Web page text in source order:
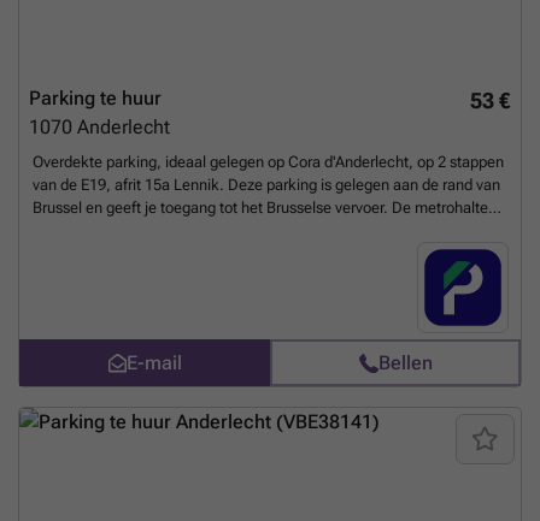
53 €
Parking te huur
1070 Anderlecht
Overdekte parking, ideaal gelegen op Cora d'Anderlecht, op 2 stappen
van de E19, afrit 15a Lennik. Deze parking is gelegen aan de rand van
Brussel en geeft je toegang tot het Brusselse vervoer. De metrohalte
op minder dan een kilometer (10 minuten wandelen) van de
universitaire campus ULB Erasme. Deze parking is ideaal om uw auto
af te zetten voordat u naar het centrum van Brussel rijdt of om
bedrijfswagens te stallen. U kunt uw parkeerplaats direct boeken op
de volgende link: ### %20-%20anderlecht/dreve-olympique-15-
anderlecht-2632?
utm_source=ubiflow&utm_medium=referral&utm_campaign=parking
_listing&utm_content=beMeer weten?
E-mail Bellen